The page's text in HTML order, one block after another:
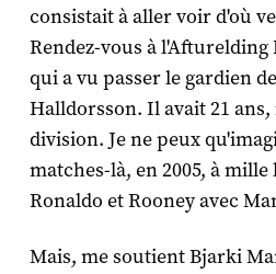
consistait à aller voir d'où
Rendez-vous à
qui a vu passer le gardien
Halldorsson. Il avait 21
division. Je ne peux
matches-là, en 2005, à mille
Ronaldo et Rooney avec
Mais, me soutient Bjarki